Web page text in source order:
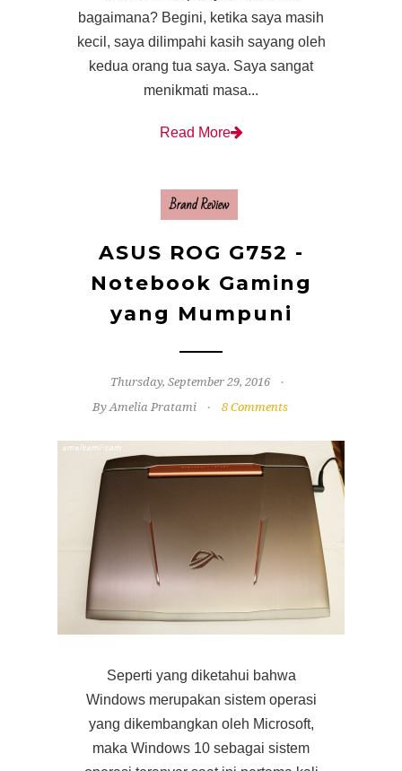
bagaimana? Begini, ketika saya masih
kecil, saya dilimpahi kasih sayang oleh
kedua orang tua saya. Saya sangat
menikmati masa...
Read More
Brand Review
ASUS ROG G752 -
Notebook Gaming
yang Mumpuni
Thursday, September 29, 2016
By Amelia Pratami
8 Comments
Seperti yang diketahui bahwa
Windows merupakan sistem operasi
yang dikembangkan oleh Microsoft,
maka Windows 10 sebagai sistem